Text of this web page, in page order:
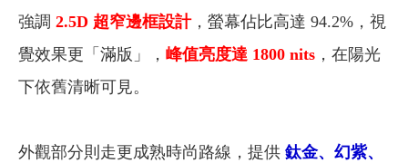
強調 2.5D 超窄邊框設計，螢幕佔比高達 94.2%，視
覺效果更「滿版」， 峰值亮度達 1800 nits ，在陽光
下依舊清晰可見。
外觀部分則走更成熟時尚路線，提供 鈦金、幻紫、